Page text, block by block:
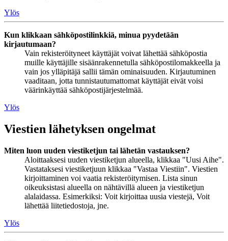
Ylös
Kun klikkaan sähköpostilinkkiä, minua pyydetään
kirjautumaan?
Vain rekisteröityneet käyttäjät voivat lähettää sähköpostia
muille käyttäjille sisäänrakennetulla sähköpostilomakkeella ja
vain jos ylläpitäjä sallii tämän ominaisuuden. Kirjautuminen
vaaditaan, jotta tunnistautumattomat käyttäjät eivät voisi
väärinkäyttää sähköpostijärjestelmää.
Ylös
Viestien lähetyksen ongelmat
Miten luon uuden viestiketjun tai lähetän vastauksen?
Aloittaaksesi uuden viestiketjun alueella, klikkaa "Uusi Aihe".
Vastataksesi viestiketjuun klikkaa "Vastaa Viestiin". Viestien
kirjoittaminen voi vaatia rekisteröitymisen. Lista sinun
oikeuksistasi alueella on nähtävillä alueen ja viestiketjun
alalaidassa. Esimerkiksi: Voit kirjoittaa uusia viestejä, Voit
lähettää liitetiedostoja, jne.
Ylös